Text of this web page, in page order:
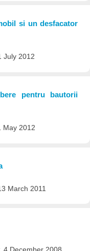
si un desfacator
July 2012
pentru bautorii
May 2012
March 2011